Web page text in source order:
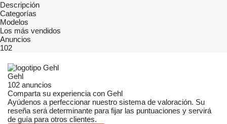
Descripción
Categorías
Modelos
Los más vendidos
Anuncios
102
Gehl
102 anuncios
Comparta su experiencia con Gehl
Ayúdenos a perfeccionar nuestro sistema de valoración. Su
reseña será determinante para fijar las puntuaciones y servirá
de guía para otros clientes.